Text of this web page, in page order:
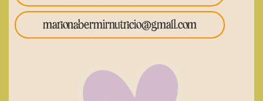
marionabermirnutricio@gmail.com